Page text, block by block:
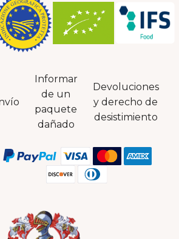
Informar
de un
paquete
dañado
Devoluciones
y derecho de
desistimiento